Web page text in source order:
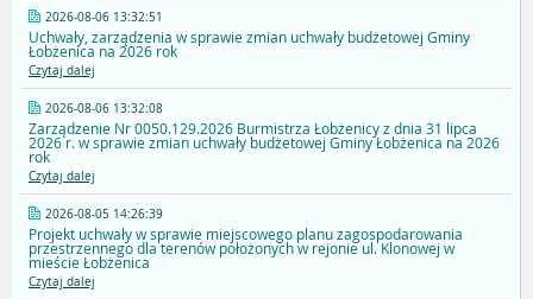
2026-08-06 13:32:51
Uchwały, zarządzenia w sprawie zmian uchwały budżetowej Gminy
Łobżenica na 2026 rok
Czytaj dalej
2026-08-06 13:32:08
Zarządzenie Nr 0050.129.2026 Burmistrza Łobżenicy z dnia 31 lipca
2026 r. w sprawie zmian uchwały budżetowej Gminy Łobżenica na 2026
rok
Czytaj dalej
2026-08-05 14:26:39
Projekt uchwały w sprawie miejscowego planu zagospodarowania
przestrzennego dla terenów położonych w rejonie ul. Klonowej w
mieście Łobżenica
Czytaj dalej